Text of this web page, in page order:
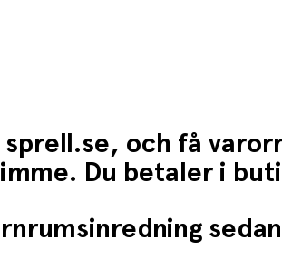
sprell.se, och få
Du betaler i
sedan